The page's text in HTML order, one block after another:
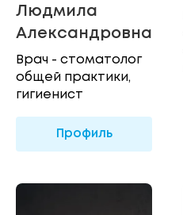
Людмила
Александровна
Врач - стоматолог
общей практики,
гигиенист
Профиль